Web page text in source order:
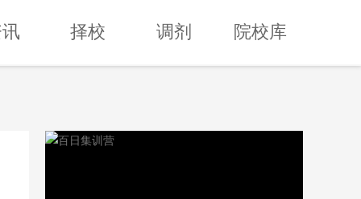
择校 调剂 院校库